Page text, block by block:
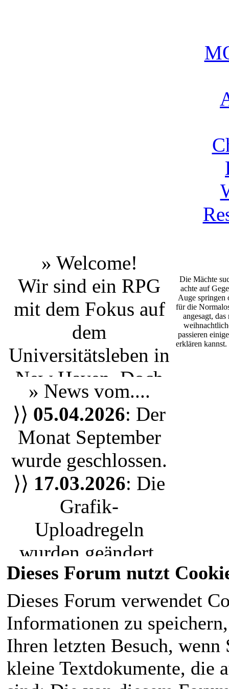
» Welcome!
Wir sind ein RPG
mit dem Fokus auf
dem
Universitätsleben in
New Haven . Doch
egal ob du einen
Studenten aus Yale
spielen möchtest
oder nur einen
Bewohner der Stadt
jeder ist herzlich
eingeladen unserem
RPG Leben
einzuhauchen. Die
magische Welt liegt
für den
Normalbürger im
Verborgenen.
Die Mächte
achte auf
Auge springen
für die
angesagt,
passieren
erklären
» News vom....
⟩⟩ 05.04.2026: Der
Monat September
wurde geschlossen.
⟩⟩ 17.03.2026: Die
Grafik-
Uploadregeln
wurden geändert.
Wir nutzen nun das
Uploadsystem. Bitte
ladet eure Grafiken
neu hoch.
⟩⟩28.02.2026:
Dieses Forum nutzt
Dieses Forum verwendet
Informationen zu
Ihren letzten Besuch,
kleine Textdokumente, die